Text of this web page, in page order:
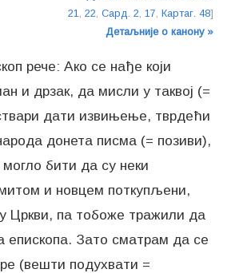
21
22 Сард. 2 17 Картаг. 48]
Детаљније о канону »
рече: Ако се нађе који
и дрзак, да мисли у таквој (=
дати извињење, тврдећи
донета писма (= позиви),
могло бити да су неки
и новцем поткупљени,
Цркви, па тобоже тражили да
епископа. Зато сматрам да се
(вешти подухвати =